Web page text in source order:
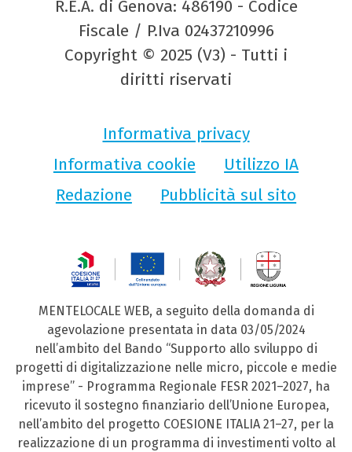
R.E.A. di Genova: 486190 - Codice
Fiscale / P.Iva 02437210996
Copyright © 2025 (V3) - Tutti i
diritti riservati
Informativa privacy
Informativa cookie
Utilizzo IA
Redazione
Pubblicità sul sito
MENTELOCALE WEB, a seguito della domanda di
agevolazione presentata in data 03/05/2024
nell’ambito del Bando “Supporto allo sviluppo di
progetti di digitalizzazione nelle micro, piccole e medie
imprese” - Programma Regionale FESR 2021–2027, ha
ricevuto il sostegno finanziario dell’Unione Europea,
nell’ambito del progetto COESIONE ITALIA 21–27, per la
realizzazione di un programma di investimenti volto al